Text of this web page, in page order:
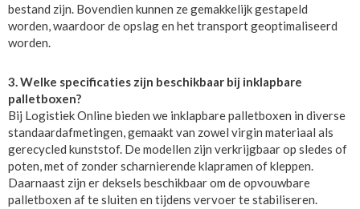
bestand zijn. Bovendien kunnen ze gemakkelijk gestapeld
worden, waardoor de opslag en het transport geoptimaliseerd
worden.
3. Welke specificaties zijn beschikbaar bij inklapbare
palletboxen?
Bij Logistiek Online bieden we inklapbare palletboxen in diverse
standaardafmetingen, gemaakt van zowel virgin materiaal als
gerecycled kunststof. De modellen zijn verkrijgbaar op sledes of
poten, met of zonder scharnierende klapramen of kleppen.
Daarnaast zijn er deksels beschikbaar om de opvouwbare
palletboxen af te sluiten en tijdens vervoer te stabiliseren.